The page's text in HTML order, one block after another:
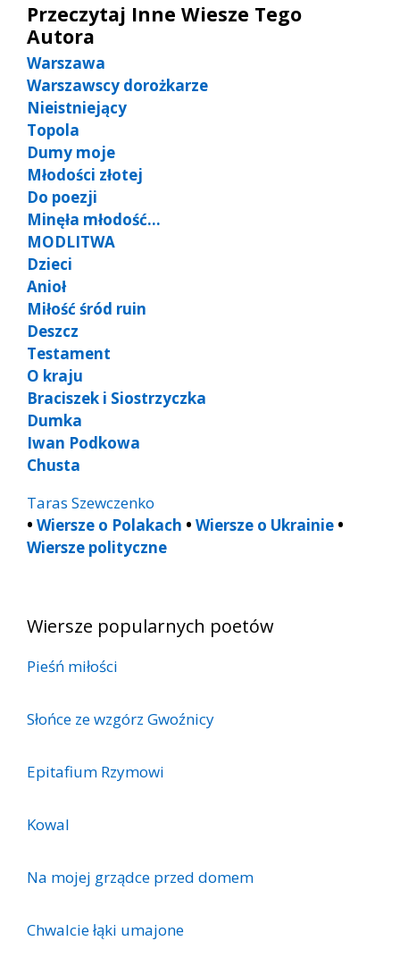
Przeczytaj Inne Wiesze Tego
Autora
Warszawa
Warszawscy dorożkarze
Nieistniejący
Topola
Dumy moje
Młodości złotej
Do poezji
Minęła młodość…
MODLITWA
Dzieci
Anioł
Miłość śród ruin
Deszcz
Testament
O kraju
Braciszek i Siostrzyczka
Dumka
Iwan Podkowa
Chusta
Taras Szewczenko
• Wiersze o Polakach • Wiersze o Ukrainie •
Wiersze polityczne
Wiersze popularnych poetów
Pieśń miłości
Słońce ze wzgórz Gwoźnicy
Epitafium Rzymowi
Kowal
Na mojej grządce przed domem
Chwalcie łąki umajone